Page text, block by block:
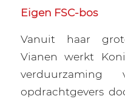
Eigen FSC-bos
Vanuit haar
Vianen werkt
opdrachtgevers